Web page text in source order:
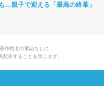
…親子で迎える「最高の終幕」
作権者の承諾なしに
布することを禁じます。